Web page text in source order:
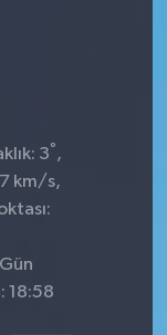
3°,
km/s,
18:58